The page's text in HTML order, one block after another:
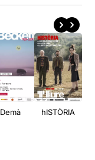
Demà hISTÒRIA